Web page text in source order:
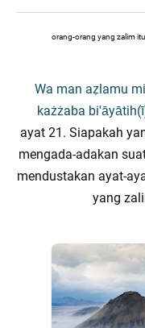
orang-orang yang zalim itu
Wa man aẓlamu
każżaba
ayat 21. Siapakah
mengada-adakan
mendustakan ayat-
yang